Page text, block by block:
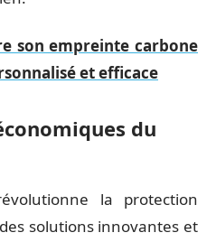
son empreinte carbone
et efficace
du
la protection
solutions innovantes et